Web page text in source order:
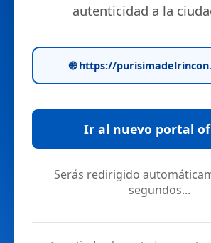
autenticidad a la
🌐 https://purisimadelrincon
Ir al nuevo portal
Serás redirigido
segundos...